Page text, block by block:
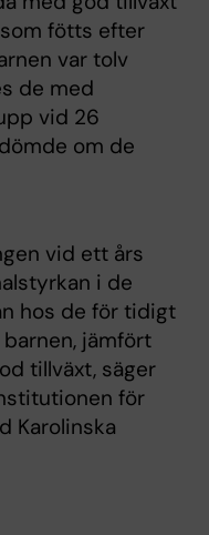
fötts efter
var tolv
de med
vid 26
om de
vid ett års
i de
hos de för tidigt
jämfört
tillväxt, säger
för
Karolinska